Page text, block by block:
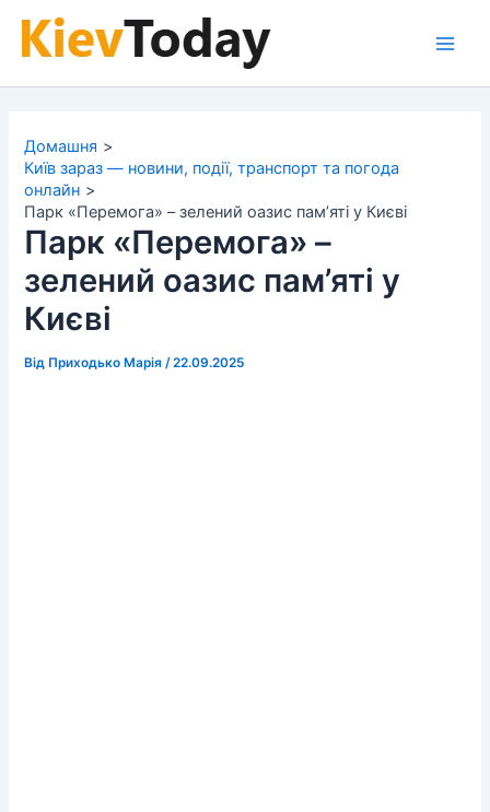
Домашня
Київ зараз — новини, події, транспорт та погода
онлайн
Парк «Перемога» – зелений оазис пам’яті у Києві
Парк «Перемога» –
зелений оазис пам’яті у
Києві
Від Приходько Марія /22.09.2025